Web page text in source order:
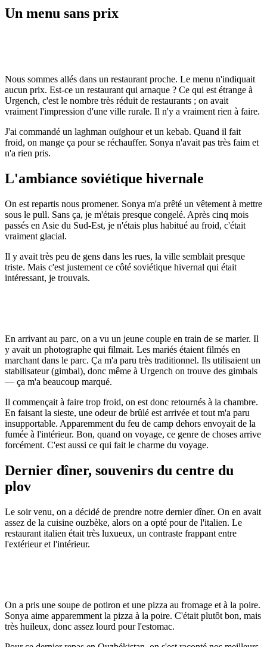
Un menu sans prix
Nous sommes allés dans un restaurant proche. Le menu n'indiquait
aucun prix. Est-ce un restaurant qui arnaque ? Ce qui est étrange à
Urgench, c'est le nombre très réduit de restaurants ; on avait
vraiment l'impression d'une ville rurale. Il n'y a vraiment rien à faire.
J'ai commandé un laghman ouïghour et un kebab. Quand il fait
froid, on mange ça pour se réchauffer. Sonya n'avait pas très faim et
n'a rien pris.
L'ambiance soviétique hivernale
On est repartis nous promener. Sonya m'a prêté un vêtement à mettre
sous le pull. Sans ça, je m'étais presque congelé. Après cinq mois
passés en Asie du Sud-Est, je n'étais plus habitué au froid, c'était
vraiment glacial.
Il y avait très peu de gens dans les rues, la ville semblait presque
triste. Mais c'est justement ce côté soviétique hivernal qui était
intéressant, je trouvais.
En arrivant au parc, on a vu un jeune couple en train de se marier. Il
y avait un photographe qui filmait. Les mariés étaient filmés en
marchant dans le parc. Ça m'a paru très traditionnel. Ils utilisaient un
stabilisateur (gimbal), donc même à Urgench on trouve des gimbals
— ça m'a beaucoup marqué.
Il commençait à faire trop froid, on est donc retournés à la chambre.
En faisant la sieste, une odeur de brûlé est arrivée et tout m'a paru
insupportable. Apparemment du feu de camp dehors envoyait de la
fumée à l'intérieur. Bon, quand on voyage, ce genre de choses arrive
forcément. C'est aussi ce qui fait le charme du voyage.
Dernier dîner, souvenirs du centre du
plov
Le soir venu, on a décidé de prendre notre dernier dîner. On en avait
assez de la cuisine ouzbèke, alors on a opté pour de l'italien. Le
restaurant italien était très luxueux, un contraste frappant entre
l'extérieur et l'intérieur.
On a pris une soupe de potiron et une pizza au fromage et à la poire.
Sonya aime apparemment la pizza à la poire. C'était plutôt bon, mais
très huileux, donc assez lourd pour l'estomac.